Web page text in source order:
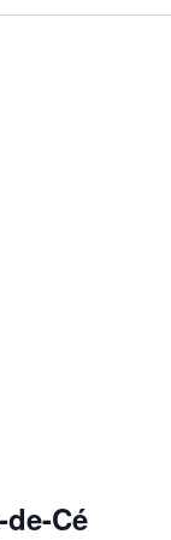
Cé